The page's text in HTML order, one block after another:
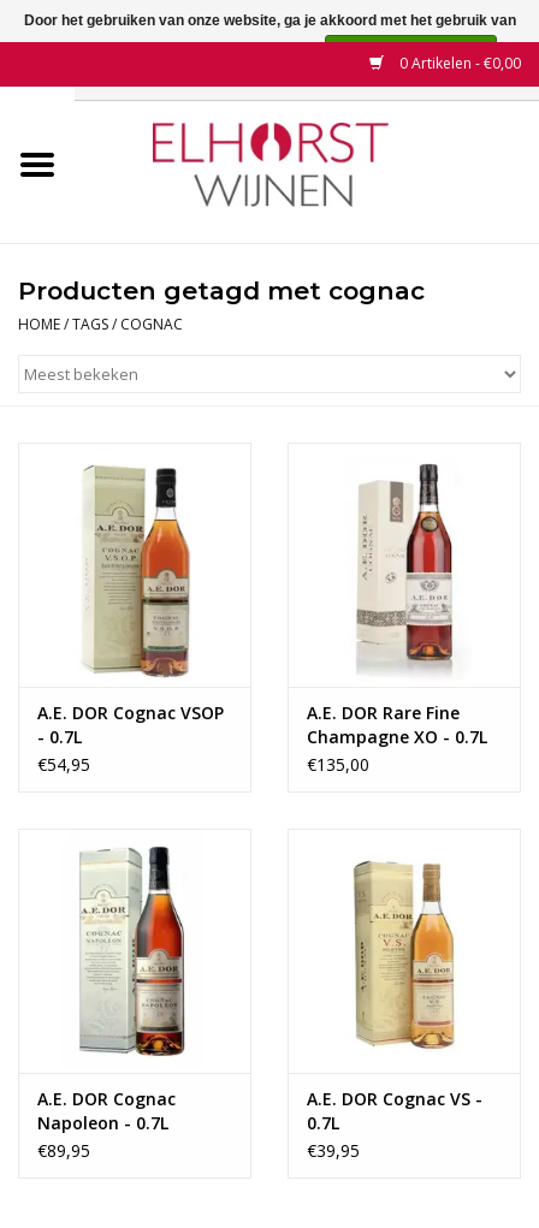
0 Artikelen - €0,00
Wijnen
Wijnhuizen
Druif
Wijnberichten
Producten getagd met cognac
HOME/TAGS/ COGNAC
A.E. DOR Cognac VSOP
- 0.7L
€54,95
A.E. DOR Rare Fine
Champagne XO - 0.7L
€135,00
A.E. DOR Cognac
Napoleon - 0.7L
€89,95
A.E. DOR Cognac VS -
0.7L
€39,95
Door het gebruiken van onze website, ga je akkoord met het gebruik van